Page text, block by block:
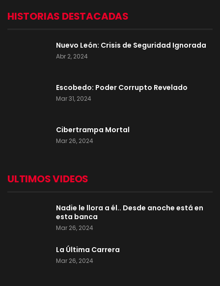
HISTORIAS DESTACADAS
Nuevo León: Crisis de Seguridad Ignorada
Abr 2, 2024
Escobedo: Poder Corrupto Revelado
Mar 31, 2024
Cibertrampa Mortal
Mar 26, 2024
ULTIMOS VIDEOS
Nadie le llora a él.. Desde anoche está en
esta banca
Mar 26, 2024
La Última Carrera
Mar 26, 2024